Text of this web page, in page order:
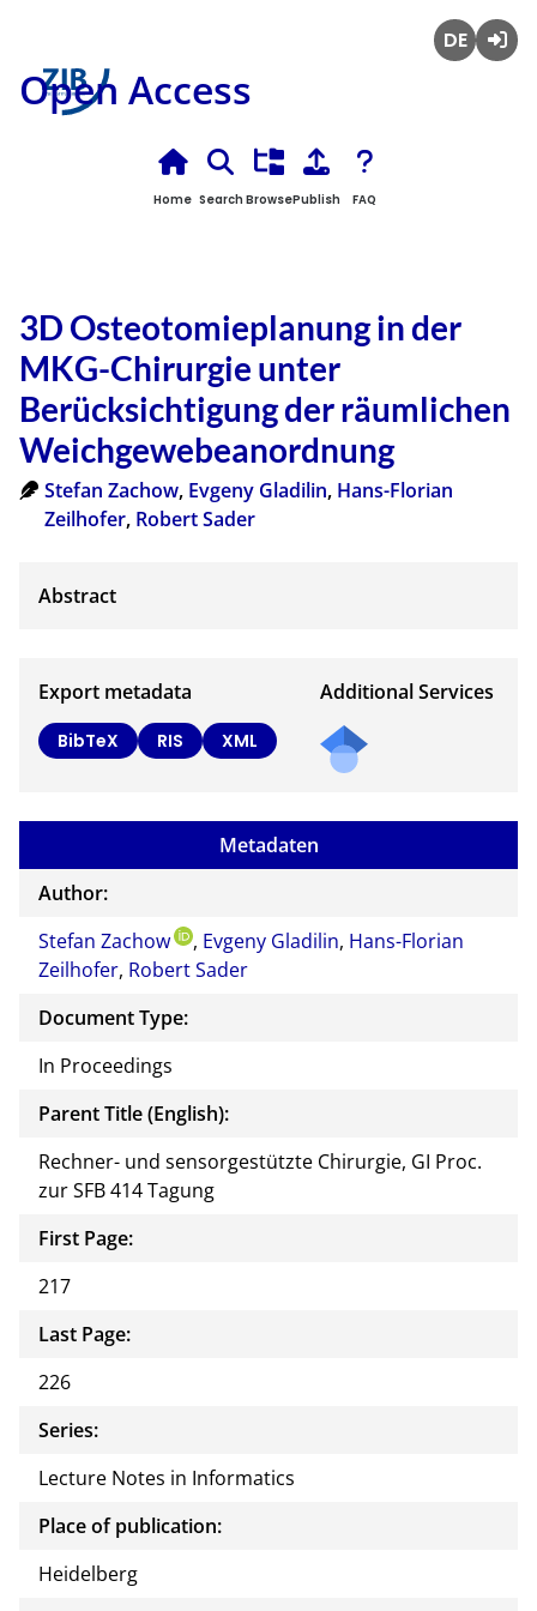
Open Access
Home Search BrowsePublish FAQ
3D Osteotomieplanung in der
MKG-Chirurgie unter
Berücksichtigung der räumlichen
Weichgewebeanordnung
Stefan Zachow, Evgeny Gladilin, Hans-Florian
Zeilhofer, Robert Sader
Export metadata
BibTeX RIS XML
Additional Services
Metadaten
Author:
Stefan Zachow
, Evgeny Gladilin, Hans-Florian
Zeilhofer, Robert Sader
Document Type:
In Proceedings
Parent Title (English):
Rechner- und sensorgestützte Chirurgie, GI Proc.
zur SFB 414 Tagung
First Page:
217
Last Page:
226
Series:
Lecture Notes in Informatics
Place of publication:
Heidelberg